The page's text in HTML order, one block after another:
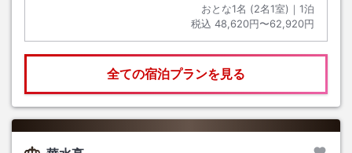
おとな1名 (2名1室)｜ 1泊
税込 48,620円〜62,920円
全ての宿泊プランを見る